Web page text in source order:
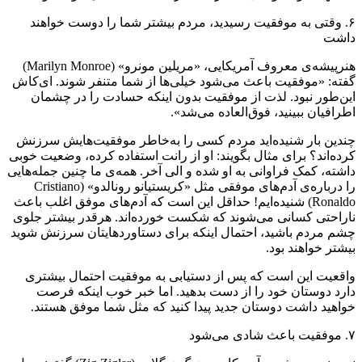
۶. وقتی به موفقیت رسیدید، مردم بیشتر شما را دوست خواهند
داشت
هنرپیشه‌ی معروف آمریکایی، «مریلین مونرو» (Marilyn Monroe)
گفته: «موفقیت باعث می‌شود خیلی‌ها از شما متنفر شوند. ای‌کاش
این‌طور نبود. لذت از موفقیت بدون اینکه حسادت را در چشمان
اطرافیان ببینید، فوق‌العاده می‌شد».
چندین بار شنیده‌اید مردم کسی را به‌خاطر موفقیت‌هایش سرزنش
کرده‌اند؟ برای مثال بگویند: او از رانت استفاده کرده، وضعیت خوبی
داشته، کمک فراوانی به او شده و الی آخر. همه‌ی ما چنین جمله‌هایی
را درباره‌ی آدم‌های موفقی مثل «کریستیانو رونالدو» (Cristiano
Ronaldo) شنیده‌ایم! حداقل این است که آدم‌های موفق اغلب باعث
ناراحتی کسانی می‌شوند که شکست‌ خورده‌اند. هرقدر بیشتر جلوی
چشم مردم باشید، احتمال اینکه برای دستاوردهایتان سرزنش شوید
بیشتر خواهند بود.
واقعیت این است که پس از دستیابی به موفقیت احتمال بیشتری
دارد دوستان خود را از دست بدهید. اما خبر خوب اینکه فرصت
خواهید داشت دوستان جدید پیدا کنید که مثل شما موفق هستند.
۷. موفقیت باعث شادی می‌شود